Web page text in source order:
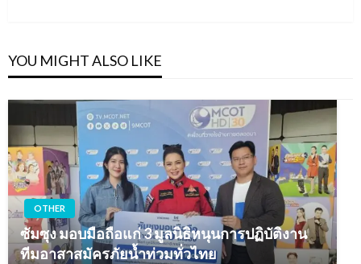
YOU MIGHT ALSO LIKE
OTHER
ซัมซุง มอบมือถือแก่ 3 มูลนิธิหนุนการปฏิบัติงาน
ทีมอาสาสมัครภัยน้ำท่วมทั่วไทย